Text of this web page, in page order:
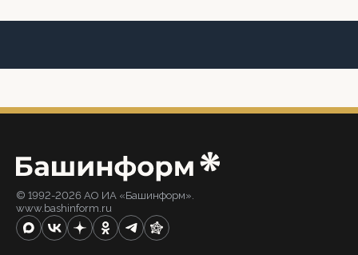
© 1992-2026 АО ИА «Башинформ».
www.bashinform.ru